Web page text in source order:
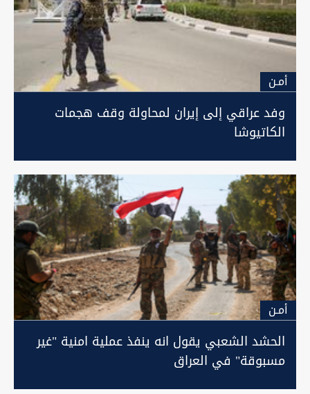
أمـن
وفد عراقي إلى إيران لمحاولة وقف هجمات
الكاتيوشا
أمـن
الحشد الشعبي يقول انه ينفذ عملية امنية "غير
مسبوقة" في العراق